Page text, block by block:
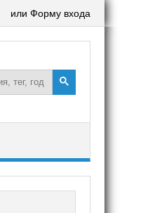
или Форму входа